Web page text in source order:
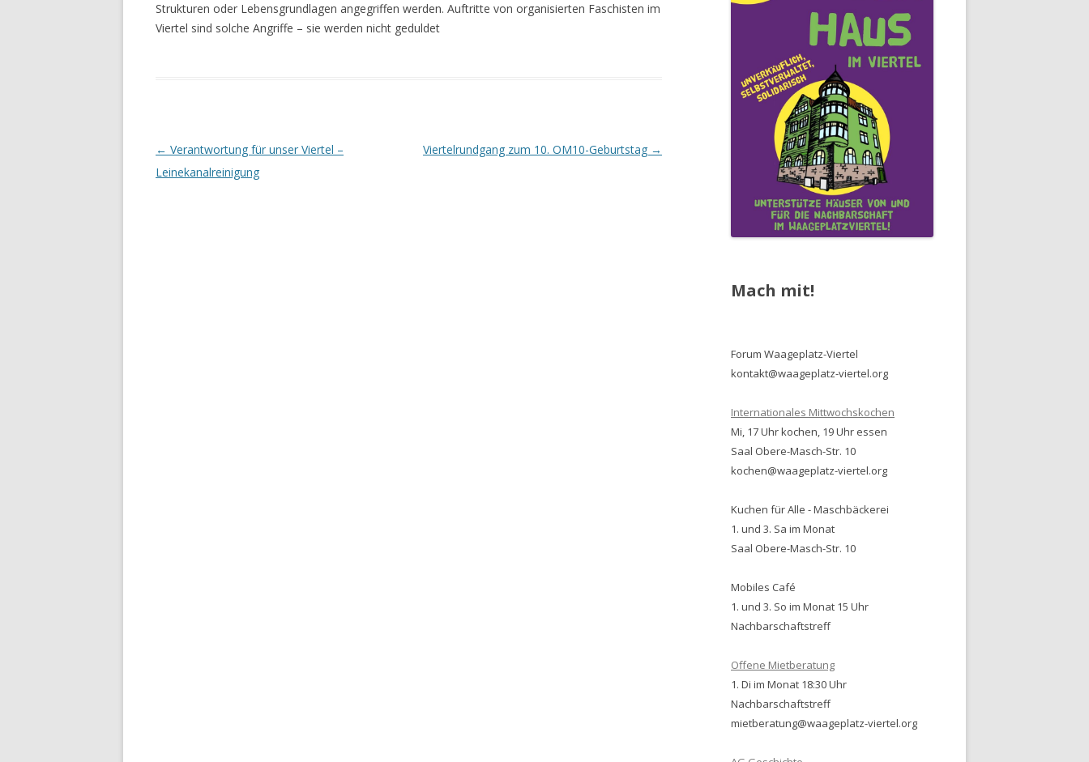
Strukturen oder Lebensgrundlagen angegriffen werden. Auftritte von organisierten Faschisten im
Viertel sind solche Angriffe – sie werden nicht geduldet
Beitrags-
Navigation
← Verantwortung für unser Viertel –
Leinekanalreinigung
Viertelrundgang zum 10. OM10-Geburtstag →
Mach mit!
Forum Waageplatz-Viertel
kontakt@waageplatz-viertel.org
Internationales Mittwochskochen
Mi, 17 Uhr kochen, 19 Uhr essen
Saal Obere-Masch-Str. 10
kochen@waageplatz-viertel.org
Kuchen für Alle - Maschbäckerei
1. und 3. Sa im Monat
Saal Obere-Masch-Str. 10
Mobiles Café
1. und 3. So im Monat 15 Uhr
Nachbarschaftstreff
Offene Mietberatung
1. Di im Monat 18:30 Uhr
Nachbarschaftstreff
mietberatung@waageplatz-viertel.org